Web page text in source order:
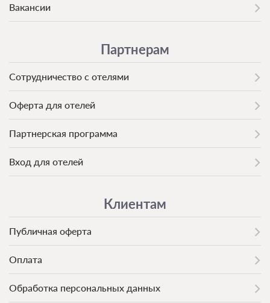
Вакансии
Партнерам
Сотрудничество с отелями
Оферта для отелей
Партнерская программа
Вход для отелей
Клиентам
Публичная оферта
Оплата
Обработка персональных данных